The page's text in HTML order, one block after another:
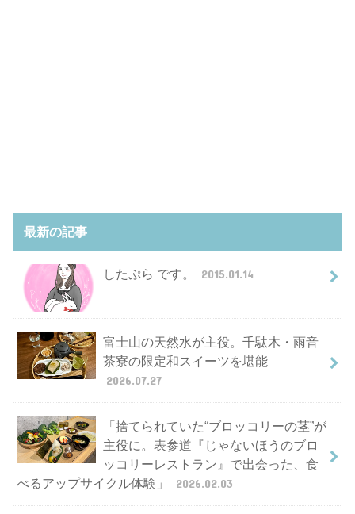
最新の記事
したぷら です。 2015.01.14
富士山の天然水が主役。千駄木・雨音
茶寮の限定和スイーツを堪能
2026.07.27
「捨てられていた“ブロッコリーの茎”が
主役に。表参道『じゃないほうのブロ
ッコリーレストラン』で出会った、食
べるアップサイクル体験」
2026.02.03